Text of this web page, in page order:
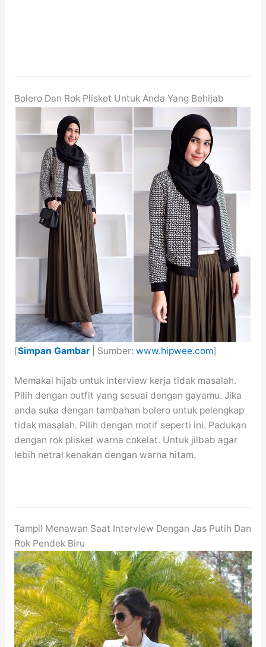
Bolero Dan Rok Plisket Untuk Anda Yang Behijab
[Simpan Gambar| Sumber: www.hipwee.com]
Memakai hijab untuk interview kerja tidak masalah.
Pilih dengan outfit yang sesuai dengan gayamu. Jika
anda suka dengan tambahan bolero untuk pelengkap
tidak masalah. Pilih dengan motif seperti ini. Padukan
dengan rok plisket warna cokelat. Untuk jilbab agar
lebih netral kenakan dengan warna hitam.
Tampil Menawan Saat Interview Dengan Jas Putih Dan
Rok Pendek Biru